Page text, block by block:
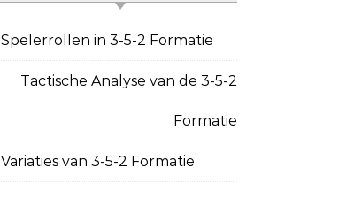
Spelerrollen in 3-5-2 Formatie
Tactische Analyse van de 3-5-2
Formatie
Variaties van 3-5-2 Formatie